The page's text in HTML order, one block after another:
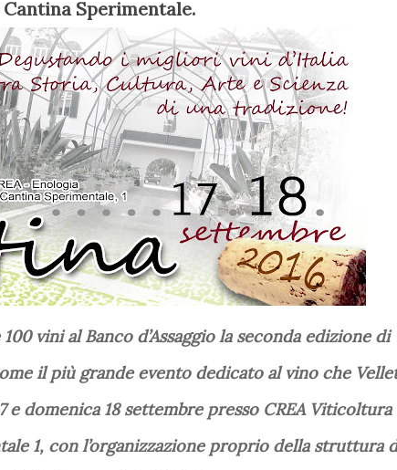
Sperimentale.
il più grande evento dedicato al vino che
domenica 18 settembre presso CREA Viticoltura
1, con l’organizzazione proprio della struttura